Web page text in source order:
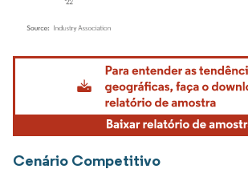
Imagem © Mordor Intelligence. O reuso requer
Cenário Competitivo